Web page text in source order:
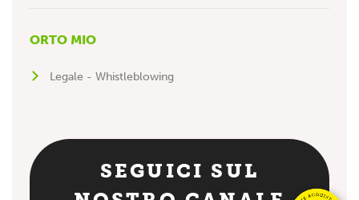
ORTO MIO
Legale - Whistleblowing
SEGUICI SUL